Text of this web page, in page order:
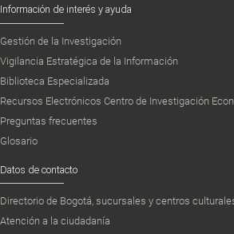
Información de interés y ayuda
Gestión de la Investigación
Vigilancia Estratégica de la Información
Biblioteca Especializada
Recursos Electrónicos Centro de Investigación
Preguntas frecuentes
Glosario
Datos de contacto
Directorio de Bogotá, sucursales y centros
Atención a la ciudadanía